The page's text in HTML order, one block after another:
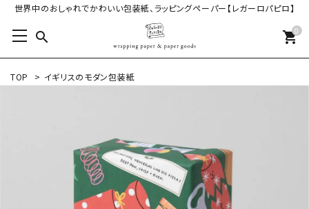
世界中のおしゃれでかわいい包装紙、ラッピングペーパー【レガーロパピロ】
search 0
shopping_cart
TOP > イギリスのモダン包装紙